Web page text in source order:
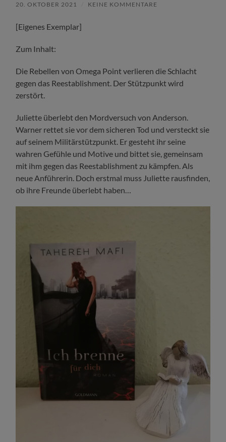
20. OKTOBER 2021 KEINE KOMMENTARE
[Eigenes Exemplar]
Zum Inhalt:
Die Rebellen von Omega Point verlieren die Schlacht
gegen das Reestablishment. Der Stützpunkt wird
zerstört.
Juliette überlebt den Mordversuch von Anderson.
Warner rettet sie vor dem sicheren Tod und versteckt sie
auf seinem Militärstützpunkt. Er gesteht ihr seine
wahren Gefühle und Motive und bittet sie, gemeinsam
mit ihm gegen das Reestablishment zu kämpfen. Als
neue Anführerin. Doch erstmal muss Juliette rausfinden,
ob ihre Freunde überlebt haben…